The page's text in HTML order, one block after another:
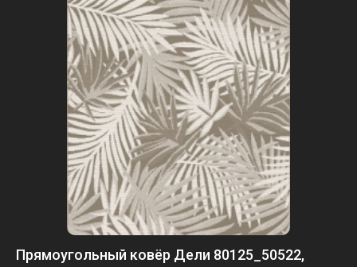
Прямоугольный ковёр Дели 80125_50522,